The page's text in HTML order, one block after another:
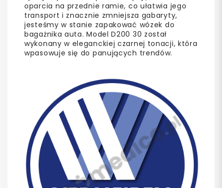
oparcia na przednie ramie, co ułatwia jego
transport i znacznie zmniejsza gabaryty,
jesteśmy w stanie zapakować wózek do
bagażnika auta. Model D200 30 został
wykonany w eleganckiej czarnej tonacji, która
wpasowuje się do panujących trendów.